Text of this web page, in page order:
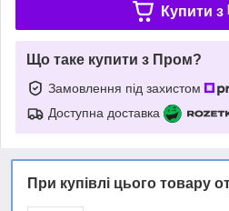
Купити з
Що таке купити з Пром?
Замовлення під захистом
Доступна доставка
При купівлі цього товару